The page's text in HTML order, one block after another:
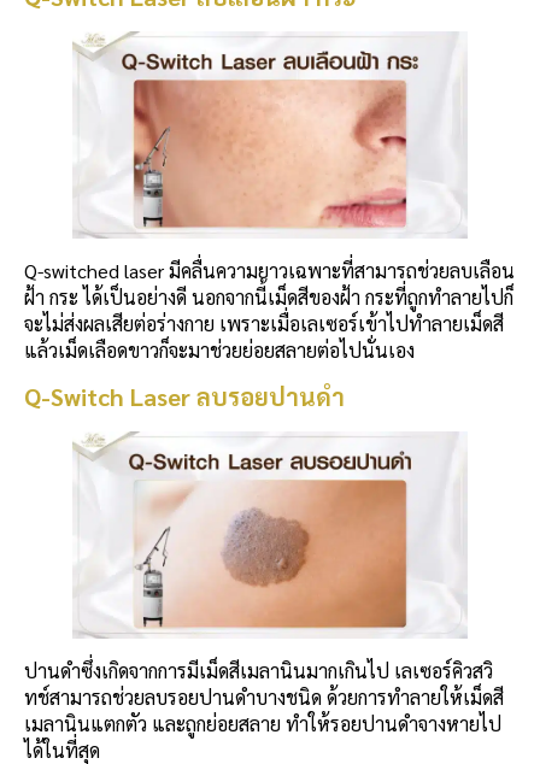
Q-switched laser มีคลื่นความยาวเฉพาะที่สามารถช่วยลบเลือน
ฝ้า กระ ได้เป็นอย่างดี นอกจากนี้เม็ดสีของฝ้า กระที่ถูกทำลายไปก็
จะไม่ส่งผลเสียต่อร่างกาย เพราะเมื่อเลเซอร์เข้าไปทำลายเม็ดสี
แล้วเม็ดเลือดขาวก็จะมาช่วยย่อยสลายต่อไปนั่นเอง
Q-Switch Laser ลบรอยปานดำ
ปานดำซึ่งเกิดจากการมีเม็ดสีเมลานินมากเกินไป เลเซอร์คิวสวิ
ทช์สามารถช่วยลบรอยปานดำบางชนิด ด้วยการทำลายให้เม็ดสี
เมลานินแตกตัว และถูกย่อยสลาย ทำให้รอยปานดำจางหายไป
ได้ในที่สุด